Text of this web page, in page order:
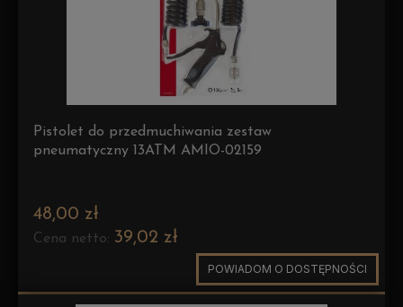
Pistolet do przedmuchiwania zestaw
pneumatyczny 13ATM AMIO-02159
48,00 zł
Cena netto: 39,02 zł
POWIADOM O DOSTĘPNOŚCI